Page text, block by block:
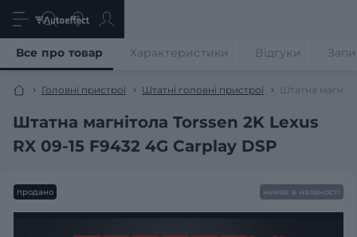
Головні пристрої Штатні головні пристрої Штатна
Штатна магнітола Torssen 2K Lexus
RX 09-15 F9432 4G Carplay DSP
Все про товар Характеристики Відгуки
продано немає в наявності